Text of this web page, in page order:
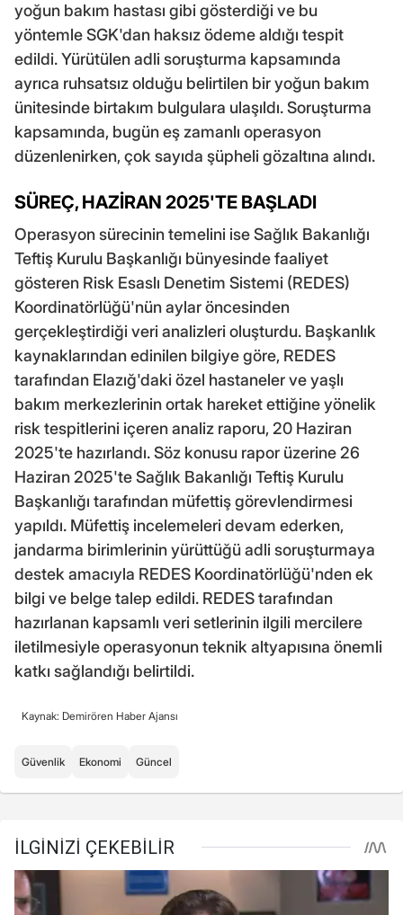
yoğun bakım hastası gibi gösterdiği ve bu
yöntemle SGK'dan haksız ödeme aldığı tespit
edildi. Yürütülen adli soruşturma kapsamında
ayrıca ruhsatsız olduğu belirtilen bir yoğun bakım
ünitesinde birtakım bulgulara ulaşıldı. Soruşturma
kapsamında, bugün eş zamanlı operasyon
düzenlenirken, çok sayıda şüpheli gözaltına alındı.
SÜREÇ, HAZİRAN 2025'TE BAŞLADI
Operasyon sürecinin temelini ise Sağlık Bakanlığı
Teftiş Kurulu Başkanlığı bünyesinde faaliyet
gösteren Risk Esaslı Denetim Sistemi (REDES)
Koordinatörlüğü'nün aylar öncesinden
gerçekleştirdiği veri analizleri oluşturdu. Başkanlık
kaynaklarından edinilen bilgiye göre, REDES
tarafından Elazığ'daki özel hastaneler ve yaşlı
bakım merkezlerinin ortak hareket ettiğine yönelik
risk tespitlerini içeren analiz raporu, 20 Haziran
2025'te hazırlandı. Söz konusu rapor üzerine 26
Haziran 2025'te Sağlık Bakanlığı Teftiş Kurulu
Başkanlığı tarafından müfettiş görevlendirmesi
yapıldı. Müfettiş incelemeleri devam ederken,
jandarma birimlerinin yürüttüğü adli soruşturmaya
destek amacıyla REDES Koordinatörlüğü'nden ek
bilgi ve belge talep edildi. REDES tarafından
hazırlanan kapsamlı veri setlerinin ilgili mercilere
iletilmesiyle operasyonun teknik altyapısına önemli
katkı sağlandığı belirtildi.
Kaynak: Demirören Haber Ajansı
Güvenlik Ekonomi Güncel